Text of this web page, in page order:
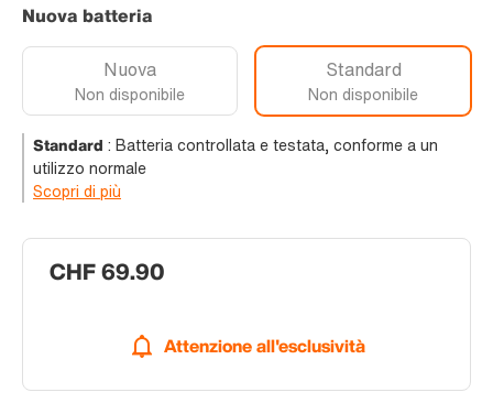
CHF 69.90
Attenzione all'esclusività
Nuova batteria
Nuova
Non disponibile
Standard
Non disponibile
Standard : Batteria controllata e testata, conforme a un
utilizzo normale
Scopri di più